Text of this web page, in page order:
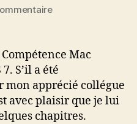
sur
n°32
novembre/
2013
Mac
S’il a été
apprécié collégue
avec plaisir que je lui
chapitres.